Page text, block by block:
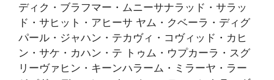
ディク・ブラフマー・ムニーサナラッド・サラッ
ド・サヒット・アヒーサ ヤム・クベーラ・ディグ
パール・ジャハン・テカヴィ・コヴィッド・カヒ
ン・サケ・カハン・テ トゥム・ウプカーラ・スグ
リーヴァヒン・キーンハラーム・ミラーヤ・ラー